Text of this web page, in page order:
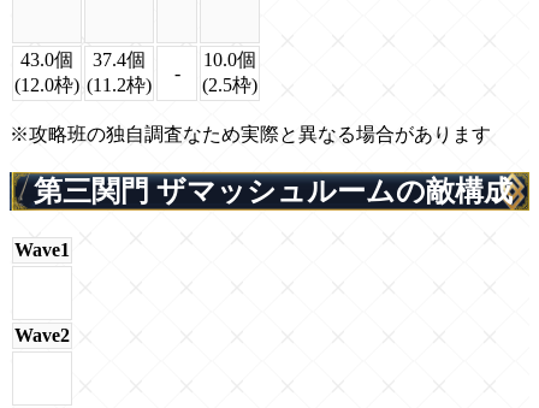
43.0個
(12.0枠)
37.4個
(11.2枠)
-
10.0個
(2.5枠)
※攻略班の独自調査なため実際と異なる場合があります
第三関門 ザマッシュルームの敵構成
Wave1
Wave2